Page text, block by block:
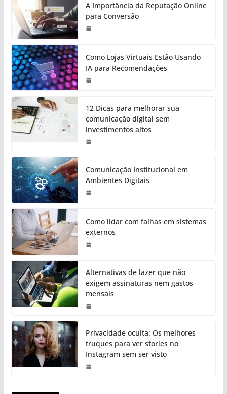
A Importância da Reputação Online
para Conversão
Como Lojas Virtuais Estão Usando
IA para Recomendações
12 Dicas para melhorar sua
comunicação digital sem
investimentos altos
Comunicação Institucional em
Ambientes Digitais
Como lidar com falhas em sistemas
externos
Alternativas de lazer que não
exigem assinaturas nem gastos
mensais
Privacidade oculta: Os melhores
truques para ver stories no
Instagram sem ser visto